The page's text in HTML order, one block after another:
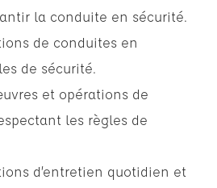
la conduite en sécurité.
de conduites en
de sécurité.
et opérations de
les règles de
d’entretien quotidien et